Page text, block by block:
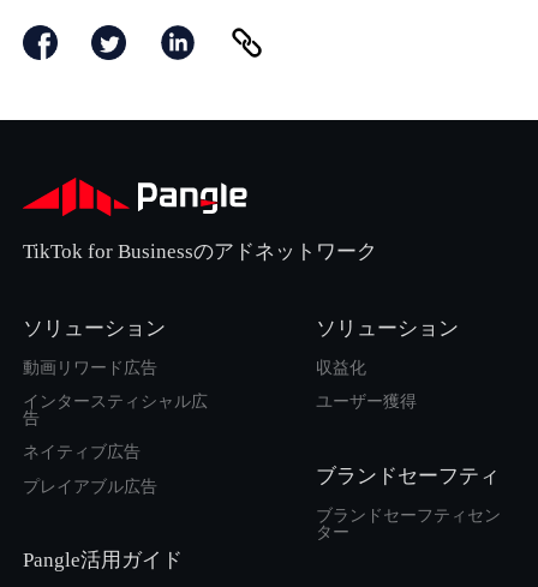
TikTok for Businessのアドネットワーク
ソリューション
動画リワード広告
インタースティシャル広
告
ネイティブ広告
プレイアブル広告
Pangle活用ガイド
ソリューション
収益化
ユーザー獲得
ブランドセーフティ
ブランドセーフティセン
ター